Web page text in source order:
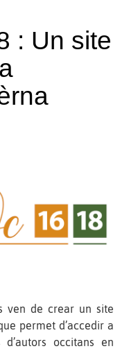
: Un site
ven de crear un site
permet d’accedir a
occitans en